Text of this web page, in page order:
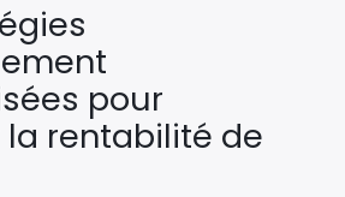
pour
rentabilité de